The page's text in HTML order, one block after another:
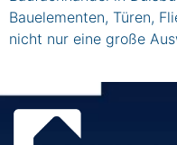
Bauelementen, Türen,
nicht nur eine große